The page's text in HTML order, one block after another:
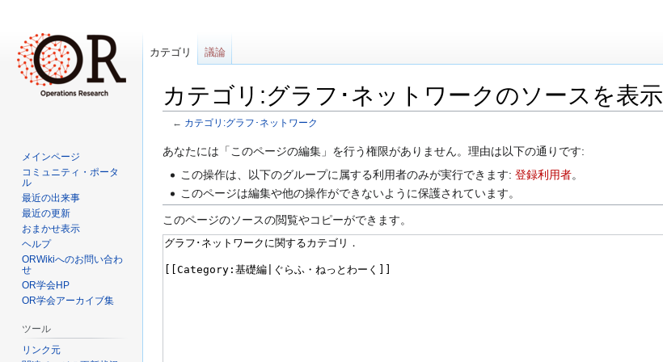
カテゴリ:グラフ･ネットワークのソースを表示
← カテゴリ:グラフ･ネットワーク
ナ
ー
シ
ョ
に
検
移
動
あなたには「このページの編集」を行う権限がありません。理由は以下の通りです:
この操作は、以下のグループに属する利用者のみが実行できます:登録利用者。
このページは編集や他の操作ができないように保護されています。
このページのソースの閲覧やコピーができます。
カテゴリ 議論
メインページ
コミュニティ・ポータ
ル
最近の出来事
最近の更新
おまかせ表示
ヘルプ
ORWikiへのお問い合わ
せ
OR学会HP
OR学会アーカイブ集
ツール
リンク元